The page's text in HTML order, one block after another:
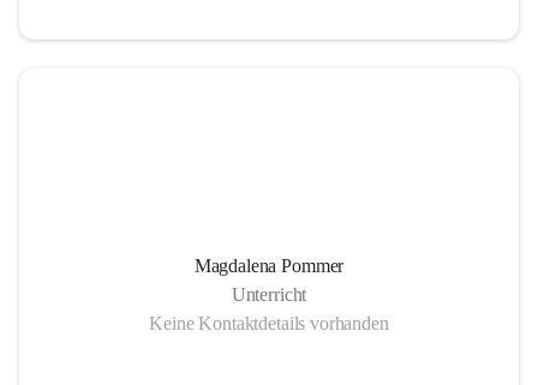
Magdalena Pommer
Unterricht
Keine Kontaktdetails vorhanden